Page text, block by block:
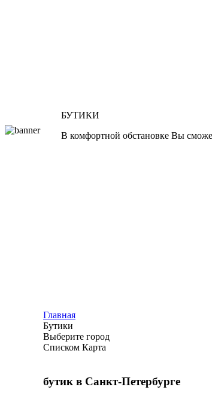
БУТИКИ
В комфортной обстановке Вы
Главная
Бутики
Выберите город
Списком Карта
бутик в Санкт-Петербурге